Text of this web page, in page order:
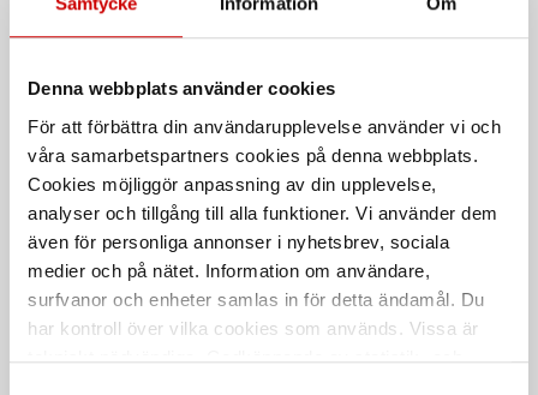
Denna webbplats använder cookies
För att förbättra din användarupplevelse använder vi och
våra samarbetspartners cookies på denna webbplats.
Cookies möjliggör anpassning av din upplevelse,
analyser och tillgång till alla funktioner. Vi använder dem
även för personliga annonser i nyhetsbrev, sociala
medier och på nätet. Information om användare,
surfvanor och enheter samlas in för detta ändamål. Du
har kontroll över vilka cookies som används. Vissa är
tekniskt nödvändiga. Godkännande av statistik- och
Würth
Betongskruv W-BS/S
med hög prestanda och
Expanderspik
För montering av trä- och stålreglar